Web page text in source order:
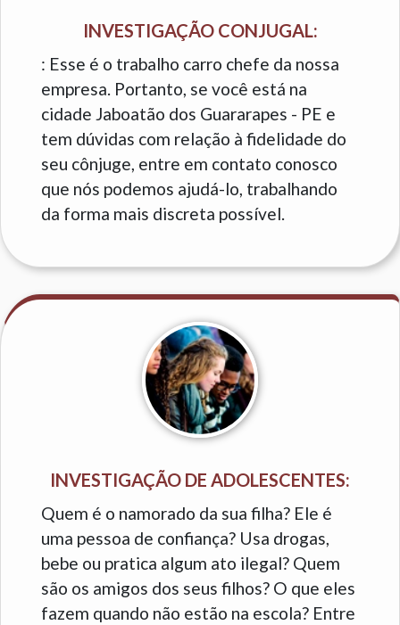
INVESTIGAÇÃO CONJUGAL:
: Esse é o trabalho carro chefe da nossa
empresa. Portanto, se você está na
cidade Jaboatão dos Guararapes - PE e
tem dúvidas com relação à fidelidade do
seu cônjuge, entre em contato conosco
que nós podemos ajudá-lo, trabalhando
da forma mais discreta possível.
INVESTIGAÇÃO DE ADOLESCENTES:
Quem é o namorado da sua filha? Ele é
uma pessoa de confiança? Usa drogas,
bebe ou pratica algum ato ilegal? Quem
são os amigos dos seus filhos? O que eles
fazem quando não estão na escola? Entre